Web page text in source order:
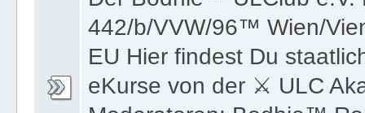
eKurse von der ⚔ ULC
Moderatoren: Bodhie™
deClaire Schwab, ★
Bodhietologe™